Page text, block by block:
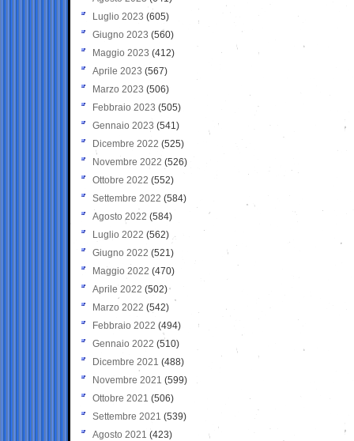
Luglio 2023 (605)
Giugno 2023 (560)
Maggio 2023 (412)
Aprile 2023 (567)
Marzo 2023 (506)
Febbraio 2023 (505)
Gennaio 2023 (541)
Dicembre 2022 (525)
Novembre 2022 (526)
Ottobre 2022 (552)
Settembre 2022 (584)
Agosto 2022 (584)
Luglio 2022 (562)
Giugno 2022 (521)
Maggio 2022 (470)
Aprile 2022 (502)
Marzo 2022 (542)
Febbraio 2022 (494)
Gennaio 2022 (510)
Dicembre 2021 (488)
Novembre 2021 (599)
Ottobre 2021 (506)
Settembre 2021 (539)
Agosto 2021 (423)